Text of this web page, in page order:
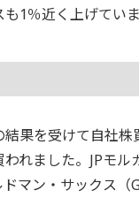
1％近く上げていま
果を受けて自社株
れました。JPモル
ドマン・サックス（